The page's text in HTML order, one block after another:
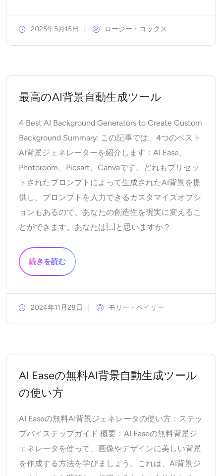
2025年5月15日 ロージー・コックス
最高のAI背景自動生成ツール
4 Best AI Background Generators to Create Custom
Background Summary: この記事では、4つのベスト
AI背景ジェネレーターを紹介します：AI Ease、
Photoroom、Picsart、Canvaです。どれもプリセッ
トされたプロンプトによって生成されたAI背景を提
供し、プロンプトを入力できるカスタマイズオプシ
ョンもあるので、あなたの創造性を現実に変えるこ
とができます。あなたは[...]と思いますか？
続きを読む
2024年11月28日 モリー・ベイリー
AI Easeの無料AI背景自動生成ツール
の使い方
AI Easeの無料AI背景ジェネレータの使い方：ステッ
プバイステップガイド 概要：AI Easeの無料背景ジ
ェネレータを使って、画像やデザインに美しい背景
を作成する方法を学びましょう。これは、AI背景ジ